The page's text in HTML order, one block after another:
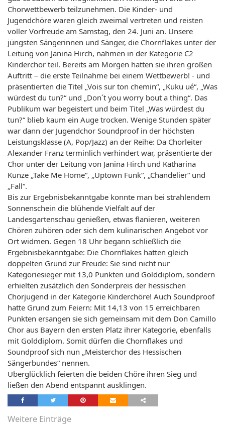
Chorwettbewerb teilzunehmen. Die Kinder- und
Jugendchöre waren gleich zweimal vertreten und reisten
voller Vorfreude am Samstag, den 24. Juni an. Unsere
jüngsten Sängerinnen und Sänger, die Chornflakes unter der
Leitung von Janina Hirch, nahmen in der Kategorie C2
Kinderchor teil. Bereits am Morgen hatten sie ihren großen
Auftritt – die erste Teilnahme bei einem Wettbewerb! - und
präsentierten die Titel „Vois sur ton chemin“, „Kuku ué“, „Was
würdest du tun?“ und „Don´t you worry bout a thing“. Das
Publikum war begeistert und beim Titel „Was würdest du
tun?“ blieb kaum ein Auge trocken. Wenige Stunden später
war dann der Jugendchor Soundproof in der höchsten
Leistungsklasse (A, Pop/Jazz) an der Reihe: Da Chorleiter
Alexander Franz terminlich verhindert war, präsentierte der
Chor unter der Leitung von Janina Hirch und Katharina
Kunze „Take Me Home“, „Uptown Funk“, „Chandelier“ und
„Fall“.
Bis zur Ergebnisbekanntgabe konnte man bei strahlendem
Sonnenschein die blühende Vielfalt auf der
Landesgartenschau genießen, etwas flanieren, weiteren
Chören zuhören oder sich dem kulinarischen Angebot vor
Ort widmen. Gegen 18 Uhr begann schließlich die
Ergebnisbekanntgabe: Die Chornflakes hatten gleich
doppelten Grund zur Freude: Sie sind nicht nur
Kategoriesieger mit 13,0 Punkten und Golddiplom, sondern
erhielten zusätzlich den Sonderpreis der hessischen
Chorjugend in der Kategorie Kinderchöre! Auch Soundproof
hatte Grund zum Feiern: Mit 14,13 von 15 erreichbaren
Punkten ersangen sie sich gemeinsam mit dem Don Camillo
Chor aus Bayern den ersten Platz ihrer Kategorie, ebenfalls
mit Golddiplom. Somit dürfen die Chornflakes und
Soundproof sich nun „Meisterchor des Hessischen
Sängerbundes“ nennen.
Überglücklich feierten die beiden Chöre ihren Sieg und
ließen den Abend entspannt ausklingen.
Weitere Einträge